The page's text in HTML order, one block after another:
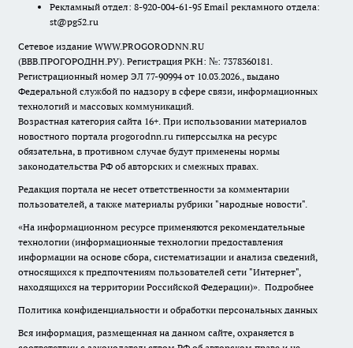
Рекламный отдел: 8-920-004-61-95 Email рекламного отдела:
st@pg52.ru
Сетевое издание WWW.PROGORODNN.RU
(ВВВ.ПРОГОРОДНН.РУ). Регистрация РКН: №: 7378360181.
Регистрационный номер ЭЛ 77-90994 от 10.03.2026., выдано
Федеральной службой по надзору в сфере связи, информационных
технологий и массовых коммуникаций.
Возрастная категория сайта 16+. При использовании материалов
новостного портала progorodnn.ru гиперссылка на ресурс
обязательна, в противном случае будут применены нормы
законодательства РФ об авторских и смежных правах.
Редакция портала не несет ответственности за комментарии
пользователей, а также материалы рубрики "народные новости".
«На информационном ресурсе применяются рекомендательные
технологии (информационные технологии предоставления
информации на основе сбора, систематизации и анализа сведений,
относящихся к предпочтениям пользователей сети "Интернет",
находящихся на территории Российской Федерации)». Подробнее
Политика конфиденциальности и обработки персональных данных
Вся информация, размещенная на данном сайте, охраняется в